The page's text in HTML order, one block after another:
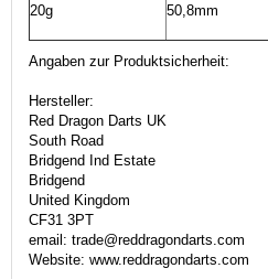
20g 50,8mm
Angaben zur Produktsicherheit:
Hersteller:
Red Dragon Darts UK
South Road
Bridgend Ind Estate
Bridgend
United Kingdom
CF31 3PT
email: trade@reddragondarts.com
Website: www.reddragondarts.com